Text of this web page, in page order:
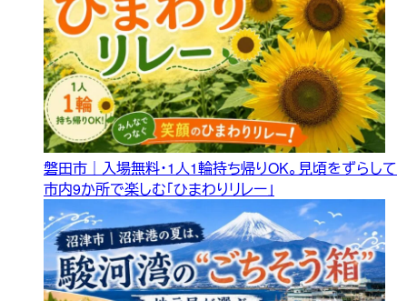
磐田市｜入場無料・1人1輪持ち帰りOK。見頃をずらして
市内9か所で楽しむ「ひまわりリレー」